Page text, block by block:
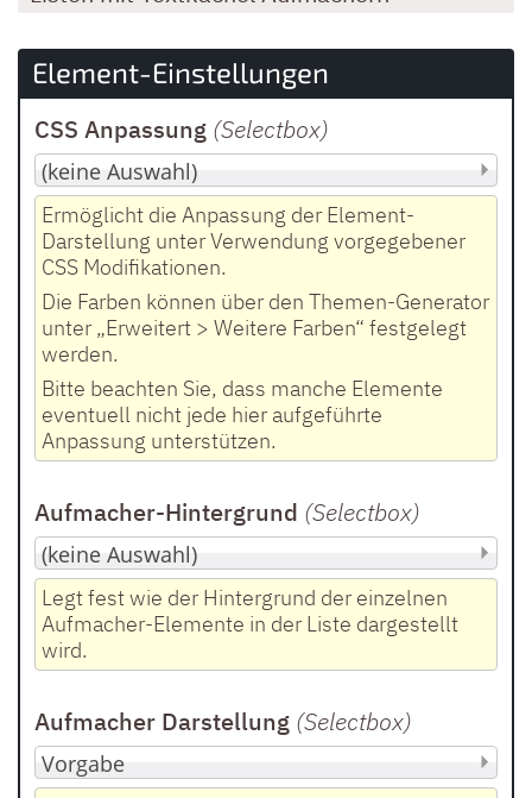
Element-Einstellungen
CSS Anpassung (Selectbox)
Ermöglicht die Anpassung der Element-
Darstellung unter Verwendung vorgegebener
CSS Modifikationen.
Die Farben können über den Themen-Generator
unter „Erweitert > Weitere Farben“ festgelegt
werden.
Bitte beachten Sie, dass manche Elemente
eventuell nicht jede hier aufgeführte
Anpassung unterstützen.
Aufmacher-Hintergrund (Selectbox)
Legt fest wie der Hintergrund der einzelnen
Aufmacher-Elemente in der Liste dargestellt
wird.
Aufmacher Darstellung (Selectbox)